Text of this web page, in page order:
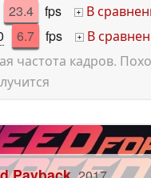
23.4 fps +
В
6.7 fps +
В
частота кадров.
Payback